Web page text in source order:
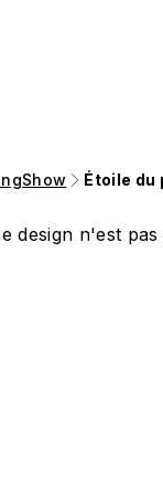
Étoile du
design n'est